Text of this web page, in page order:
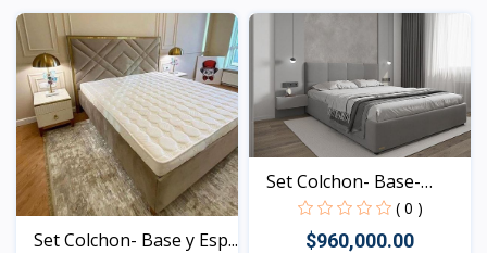
Vista
Set Colchon- Base y Esp...
Set Colchon- Base-
Espa...
( 0 )
$960,000.00